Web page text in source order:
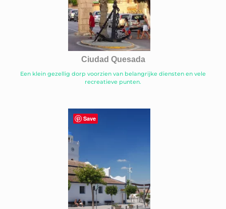
Ciudad Quesada
Een klein gezellig dorp voorzien van belangrijke diensten en vele
recreatieve punten.
Save